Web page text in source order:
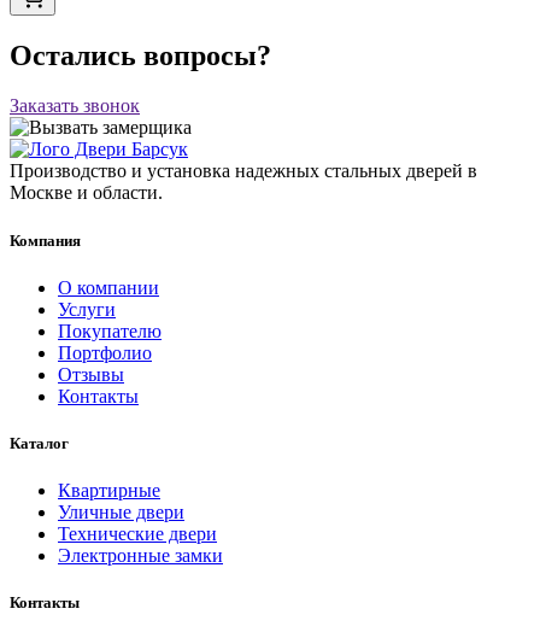
Остались вопросы?
Заказать звонок
Производство и установка надежных стальных дверей в
Москве и области.
Компания
О компании
Услуги
Покупателю
Портфолио
Отзывы
Контакты
Каталог
Квартирные
Уличные двери
Технические двери
Электронные замки
Контакты